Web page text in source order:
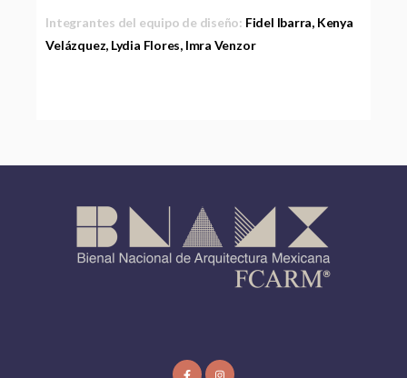
Integrantes del equipo de diseño: Fidel Ibarra, Kenya
Velázquez, Lydia Flores, Imra Venzor